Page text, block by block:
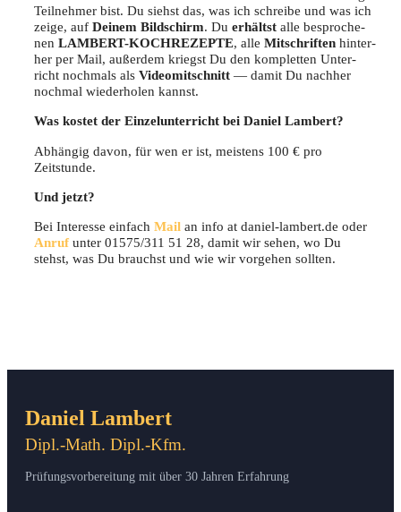
Teil­neh­mer bist. Du siehst das, was ich schrei­be und was ich
zei­ge, auf Dei­nem Bild­schirm. Du erhältst alle bespro­che­
nen LAMBERT-KOCHREZEPTE, alle Mit­schrif­ten hin­ter­
her per Mail, außer­dem kriegst Du den kom­plet­ten Unter­
richt noch­mals als Video­mit­schnitt — damit Du nach­her
noch­mal wie­der­ho­len kannst.
Was kos­tet der Ein­zel­un­ter­richt bei Dani­el Lambert?
Abhän­gig davon, für wen er ist, meis­tens 100 € pro
Zeitstunde.
Und jetzt?
Bei Inter­es­se ein­fach Mail an info at daniel-lambert.de oder
Anruf unter 01575/311 51 28, damit wir sehen, wo Du
stehst, was Du brauchst und wie wir vor­ge­hen sollten.
Daniel Lambert
Dipl.-Math. Dipl.-Kfm.
Prüfungsvorbereitung mit über 30 Jahren Erfahrung